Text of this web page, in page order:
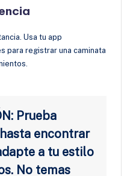
Usa tu app
para registrar una caminata
Prueba
encontrar
a tu estilo
No temas